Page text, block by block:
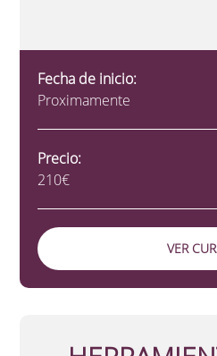
Fecha de inicio:
Proximamente
Precio:
210€
VER